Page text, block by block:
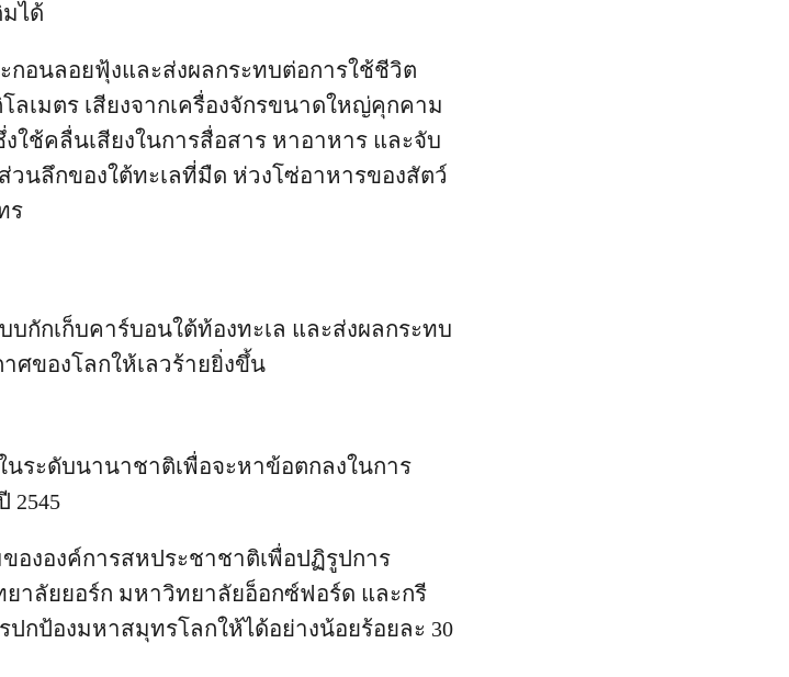
ได้
กอนลอยฟุ้งและส่งผลกระทบต่อการใช้ชีวิต
ลเมตร เสียงจากเครื่องจักรขนาดใหญ่คุกคาม
ใช้คลื่นเสียงในการสื่อสาร หาอาหาร และจับ
นลึกของใต้ทะเลที่มืด ห่วงโซ่อาหารของสัตว์
ร
กักเก็บคาร์บอนใต้ท้องทะเล และส่งผลกระทบ
ศของโลกให้เลวร้ายยิ่งขึ้น
ระดับนานาชาติเพื่อจะหาข้อตกลงในการ
2545
ขององค์การสหประชาชาติเพื่อปฏิรูปการ
าลัยยอร์ก มหาวิทยาลัยอ็อกซ์ฟอร์ด และกรี
ปกป้องมหาสมุทรโลกให้ได้อย่างน้อยร้อยละ 30